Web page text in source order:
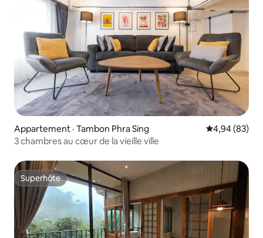
Appartement · Tambon Phra Sing Note
4,94 (83)
3 chambres au cœur de la vieille ville
Superhôte
Superhôte